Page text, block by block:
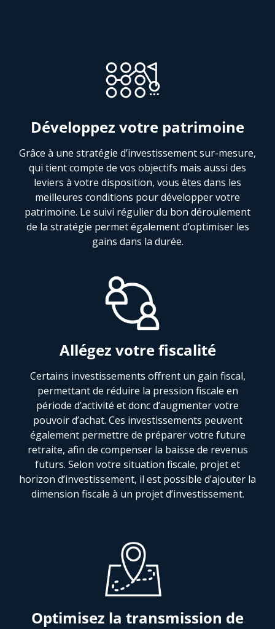
Développez votre patrimoine
Grâce à une stratégie d’investissement sur-mesure,
qui tient compte de vos objectifs mais aussi des
leviers à votre disposition, vous êtes dans les
meilleures conditions pour développer votre
patrimoine. Le suivi régulier du bon déroulement
de la stratégie permet également d’optimiser les
gains dans la durée.
Allégez votre fiscalité
Certains investissements offrent un gain fiscal,
permettant de réduire la pression fiscale en
période d’activité et donc d’augmenter votre
pouvoir d’achat. Ces investissements peuvent
également permettre de préparer votre future
retraite, afin de compenser la baisse de revenus
futurs. Selon votre situation fiscale, projet et
horizon d’investissement, il est possible d’ajouter la
dimension fiscale à un projet d’investissement.
Optimisez la transmission de